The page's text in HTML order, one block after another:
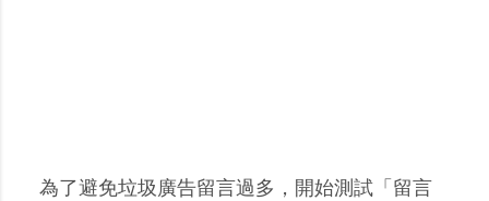
為了避免垃圾廣告留言過多，開始測試「留言